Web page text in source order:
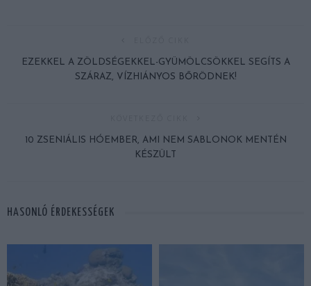
EZEKKEL A ZÖLDSÉGEKKEL-GYÜMÖLCSÖKKEL SEGÍTS A
SZÁRAZ, VÍZHIÁNYOS BŐRÖDNEK!
10 ZSENIÁLIS HÓEMBER, AMI NEM SABLONOK MENTÉN
KÉSZÜLT
HASONLÓ ÉRDEKESSÉGEK